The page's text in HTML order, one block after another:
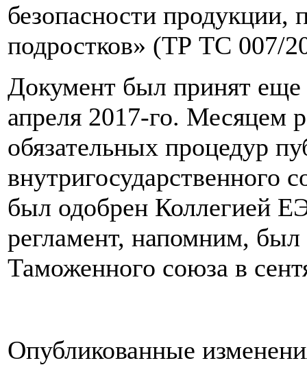
безопасности продукции,
подростков» (ТР ТС 007/
Документ был принят еще
апреля 2017-го. Месяцем
обязательных процедур
внутригосударственного
был одобрен Коллегией
регламент, напомним,
Таможенного союза в
Опубликованные